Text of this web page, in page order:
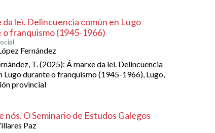
da lei. Delincuencia común en Lugo
o franquismo (1945-1966)
Fernández
T. (2025): Á marxe da lei. Delincuencia
Lugo durante o franquismo (1945-1966), Lugo,
provincial
nós. O Seminario de Estudos Galegos
Paz